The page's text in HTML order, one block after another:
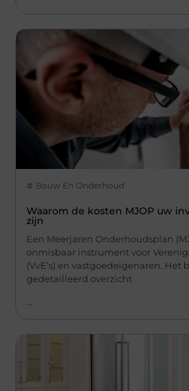
Bouw En Onderhoud
Waarom de kosten MJOP uw
zijn
Een Meerjaren Onderhoudsplan
onmisbaar instrument voor
(VvE’s) en vastgoedeigenaren. Het
gedetailleerd overzicht